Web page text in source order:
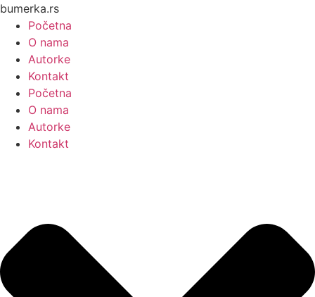
bumerka.rsSkočite
na
sadržaj
Početna
O nama
Autorke
Kontakt
Početna
O nama
Autorke
Kontakt